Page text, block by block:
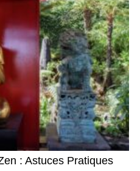
: Astuces Pratiques